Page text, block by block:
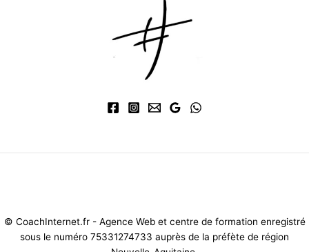
© CoachInternet.fr - Agence Web et centre de formation enregistré
sous le numéro 75331274733 auprès de la préfète de région